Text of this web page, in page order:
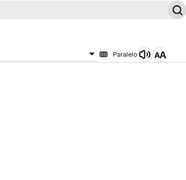
Paralelo